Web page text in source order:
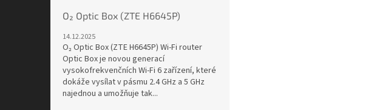
O₂ Optic Box (ZTE H6645P)
14.12.2025
O₂ Optic Box (ZTE H6645P) Wi-Fi router
Optic Box je novou generací
vysokofrekvenčních Wi-Fi 6 zařízení, které
dokáže vysílat v pásmu 2.4 GHz a 5 GHz
najednou a umožňuje tak...